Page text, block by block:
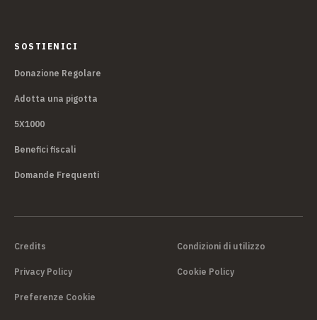
SOSTIENICI
Donazione Regolare
Adotta una pigotta
5X1000
Benefici fiscali
Domande Frequenti
Credits Condizioni di utilizzo
Privacy Policy Cookie Policy
Preferenze Cookie